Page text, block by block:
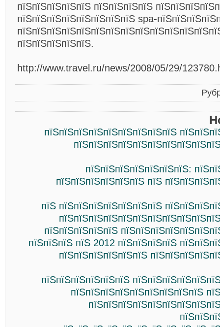
пїЅпїЅпїЅпїЅпїЅ пїЅпїЅпїЅпїЅ
пїЅпїЅпїЅпїЅпїЅпїЅпїЅпїЅ spa-
пїЅпїЅпїЅпїЅпїЅ.
http://www.travel.ru/news/2008/05/29/
пїЅпїЅпїЅпїЅпїЅпїЅпїЅпїЅпїЅ
пїЅпїЅпїЅпїЅпїЅпїЅпїЅ:
пїЅпїЅпїЅпїЅпїЅпїЅ пїЅ
пїЅ пїЅпїЅпїЅпїЅпїЅпїЅпїЅ
пїЅпїЅпїЅпїЅпїЅ
пїЅпїЅпїЅ пїЅ 2012 пїЅпїЅпїЅпїЅ
пїЅпїЅпїЅпїЅпїЅпїЅ
пїЅпїЅпїЅпїЅпїЅпїЅ
пїЅпїЅпїЅпїЅпїЅпїЅпїЅпїЅпїЅ